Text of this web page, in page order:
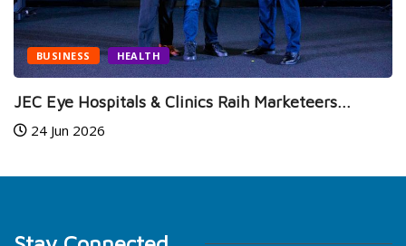
BUSINESS HEALTH
JEC Eye Hospitals & Clinics Raih Marketeers...
24 Jun 2026